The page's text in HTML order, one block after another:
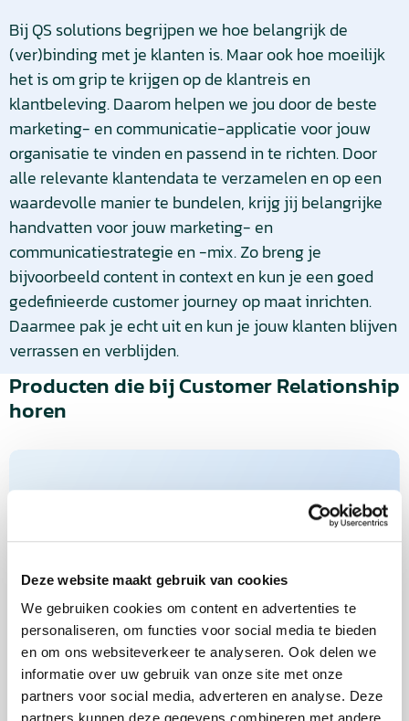
Deze website maakt gebruik van cookies
We gebruiken cookies om content en advertenties te
personaliseren, om functies voor social media te bieden
en om ons websiteverkeer te analyseren. Ook delen we
informatie over uw gebruik van onze site met onze
partners voor social media, adverteren en analyse. Deze
Bij QS solutions begrijpen we hoe belangrijk de
(ver)binding met je klanten is. Maar ook hoe moeilijk
het is om grip te krijgen op de klantreis en
klantbeleving. Daarom helpen we jou door de beste
marketing- en communicatie-applicatie voor jouw
organisatie te vinden en passend in te richten. Door
alle relevante klantendata te verzamelen en op een
waardevolle manier te bundelen, krijg jij belangrijke
handvatten voor jouw marketing- en
communicatiestrategie en -mix. Zo breng je
bijvoorbeeld content in context en kun je een goed
gedefinieerde customer journey op maat inrichten.
Daarmee pak je echt uit en kun je jouw klanten blijven
verrassen en verblijden.
Producten die bij Customer Relationship
horen
meer
Bekijk